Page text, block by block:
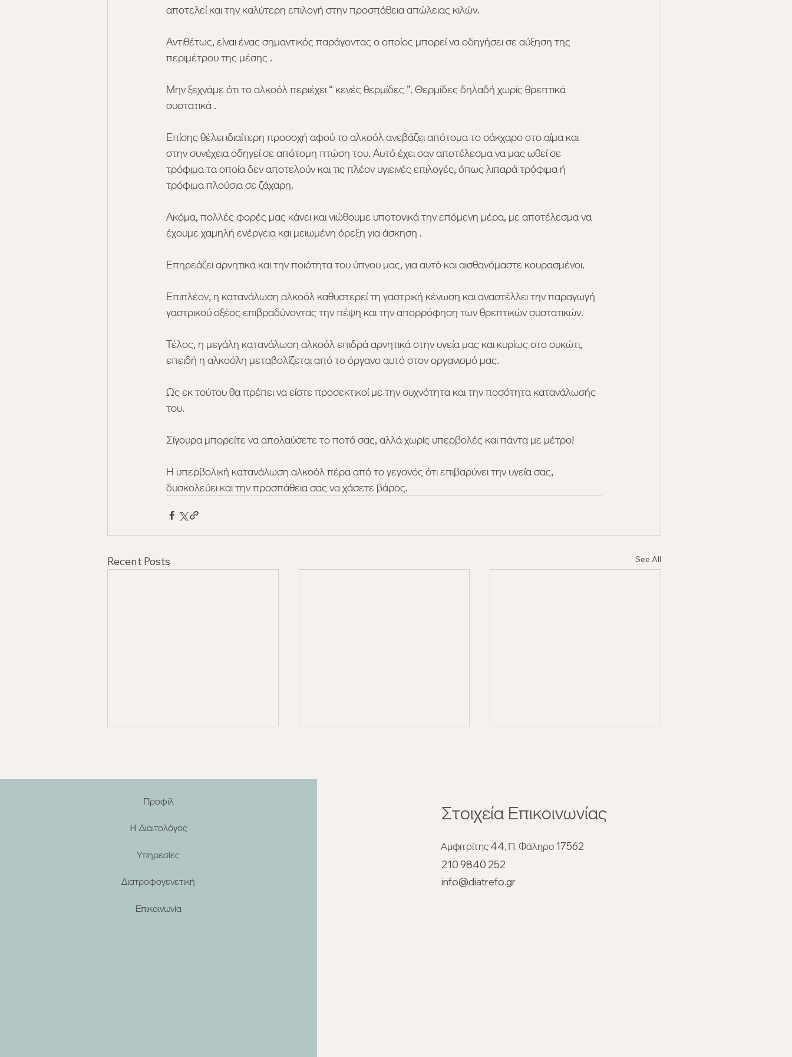
αποτελεί και την καλύτερη επιλογή στην προσπάθεια απώλειας κιλών.
Αντιθέτως, είναι ένας σημαντικός παράγοντας ο οποίος μπορεί να οδηγήσει σε αύξηση της
περιμέτρου της μέσης .
Μην ξεχνάμε ότι το αλκοόλ περιέχει “ κενές θερμίδες ”. Θερμίδες δηλαδή χωρίς θρεπτικά
συστατικά .
Επίσης θέλει ιδιαίτερη προσοχή αφού το αλκοόλ ανεβάζει απότομα το σάκχαρο στο αίμα και
στην συνέχεια οδηγεί σε απότομη πτώση του. Αυτό έχει σαν αποτέλεσμα να μας ωθεί σε
τρόφιμα τα οποία δεν αποτελούν και τις πλέον υγιεινές επιλογές, όπως λιπαρά τρόφιμα ή
τρόφιμα πλούσια σε ζάχαρη.
Ακόμα, πολλές φορές μας κάνει και νιώθουμε υποτονικά την επόμενη μέρα, με αποτέλεσμα να
έχουμε χαμηλή ενέργεια και μειωμένη όρεξη για άσκηση .
Επηρεάζει αρνητικά και την ποιότητα του ύπνου μας, για αυτό και αισθανόμαστε κουρασμένοι.
Επιπλέον, η κατανάλωση αλκοόλ καθυστερεί τη γαστρική κένωση και αναστέλλει την παραγωγή
γαστρικού οξέος επιβραδύνοντας την πέψη και την απορρόφηση των θρεπτικών συστατικών.
Τέλος, η μεγάλη κατανάλωση αλκοόλ επιδρά αρνητικά στην υγεία μας και κυρίως στο συκώτι,
επειδή η αλκοόλη μεταβολίζεται από το όργανο αυτό στον οργανισμό μας.
Ως εκ τούτου θα πρέπει να είστε προσεκτικοί με την συχνότητα και την ποσότητα κατανάλωσής
του.
Σίγουρα μπορείτε να απολαύσετε το ποτό σας, αλλά χωρίς υπερβολές και πάντα με μέτρο!
Η υπερβολική κατανάλωση αλκοόλ πέρα από το γεγονός ότι επιβαρύνει την υγεία σας,
δυσκολεύει και την προσπάθεια σας να χάσετε βάρος.
Recent Posts See All
στη νηστεία (και πώς να τα
Νηστεία αλλά ισορροπημένα:
διατροφής
Προφίλ
H Διαιτολόγος
Υπηρεσίες
Διατροφογενετική
Επικοινωνία
Στοιχεία Επικοινωνίας
Αμφιτρίτης 44, Π. Φάληρο 17562
210 9840 252
info@diatrefo.gr